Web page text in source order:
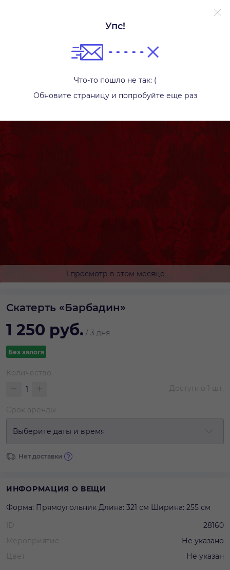
Упс!
Что-то пошло не так: (
Обновите страницу и попробуйте еще раз
1 просмотр в этом месяце
Скатерть «Барбадин»
1 250 руб. / 3 дня
Без залога
Количество
Доступно 1 шт.
Срок аренды
Выберите даты и время
Нет доставки
ИНФОРМАЦИЯ О ВЕЩИ
Форма: Прямоугольник Длина: 321 см Ширина: 255 см
ID
28160
Мероприятие
Не указано
Цвет
Не указан